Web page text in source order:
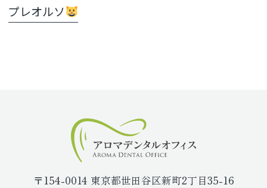
プレオルソ
〒154-0014 東京都世田谷区新町2丁目35-16